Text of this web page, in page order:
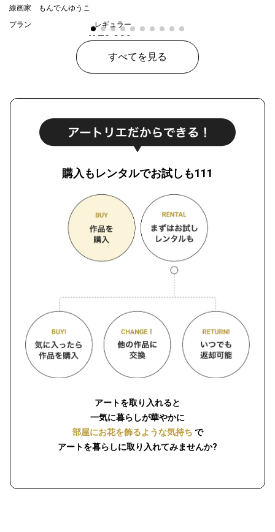
線画家 もんでんゆうこ
プラン
レギュラー
¥ 70,000
すべてを見る
購入もレンタルでお試しも111
アートを取り入れると
一気に暮らしが華やかに
部屋にお花を飾るような気持ち で
アートを暮らしに取り入れてみませんか?